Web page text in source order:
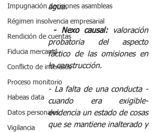
Impugnación decisiones asambleas
Régimen insolvencia empresarial
Rendición de cuentas
Fiducia mercantil
Conflicto de intereses
Proceso monitorio
Habeas data
Datos personales
Vigilancia
agua.
️ - Nexo causal:
valoración
probatoria del aspecto
fáctico de las omisiones en
la construcción.
️- La falta de una conducta -
cuando era exigible-
evidencia un estado de cosas
que se mantiene inalterado y